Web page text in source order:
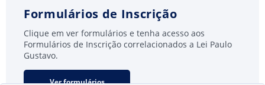
Formulários de Inscrição
Clique em ver formulários e tenha acesso aos
Formulários de Inscrição correlacionados a Lei Paulo
Gustavo.
Ver formulários